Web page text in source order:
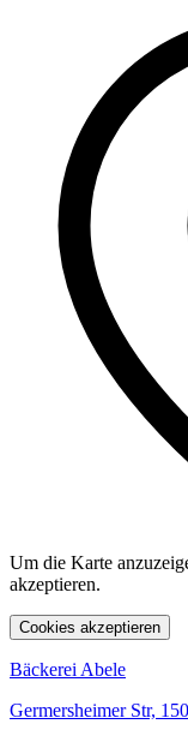
Um die Karte
akzeptieren.
Cookies akzeptieren
Bäckerei Abele
Germersheimer Str, 150